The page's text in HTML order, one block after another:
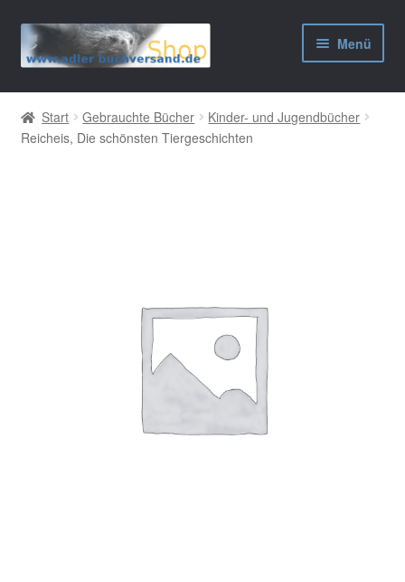
Zur
Navigation
Zum
Inhalt
Menü
AGB
Widerrufsbelehrung
Start Gebrauchte Bücher
Kinder- und Jugendbücher
Reicheis, Die schönsten Tiergeschichten